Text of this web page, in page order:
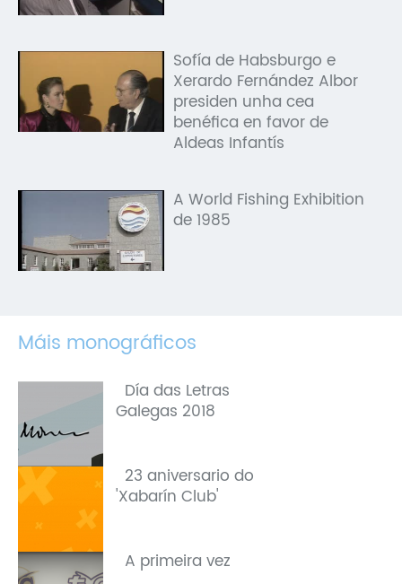
Sofía de Habsburgo e
Xerardo Fernández Albor
presiden unha cea
benéfica en favor de
Aldeas Infantís
A World Fishing Exhibition
de 1985
Máis monográficos
Día das Letras
Galegas 2018
23 aniversario do
'Xabarín Club'
A primeira vez